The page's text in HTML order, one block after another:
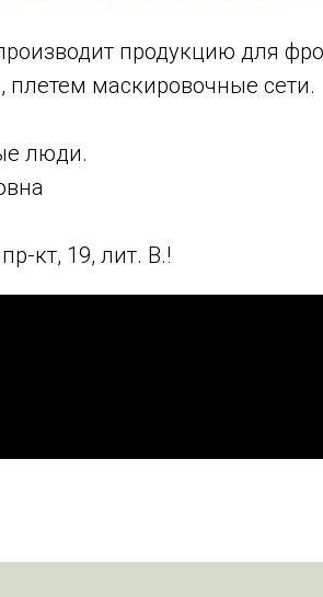
продукцию для
плетем маскировочные сети.
люди.
кт, 19, лит. В.!